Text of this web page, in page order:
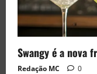
Swangy é a nova
Redação MC 0